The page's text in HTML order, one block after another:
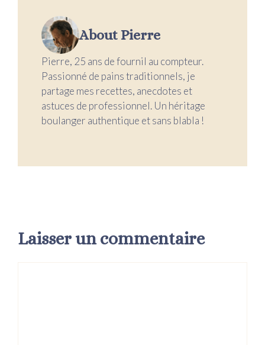
About Pierre
Pierre, 25 ans de fournil au compteur.
Passionné de pains traditionnels, je
partage mes recettes, anecdotes et
astuces de professionnel. Un héritage
boulanger authentique et sans blabla !
Laisser un commentaire